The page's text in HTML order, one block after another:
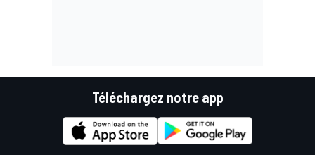
Téléchargez notre app